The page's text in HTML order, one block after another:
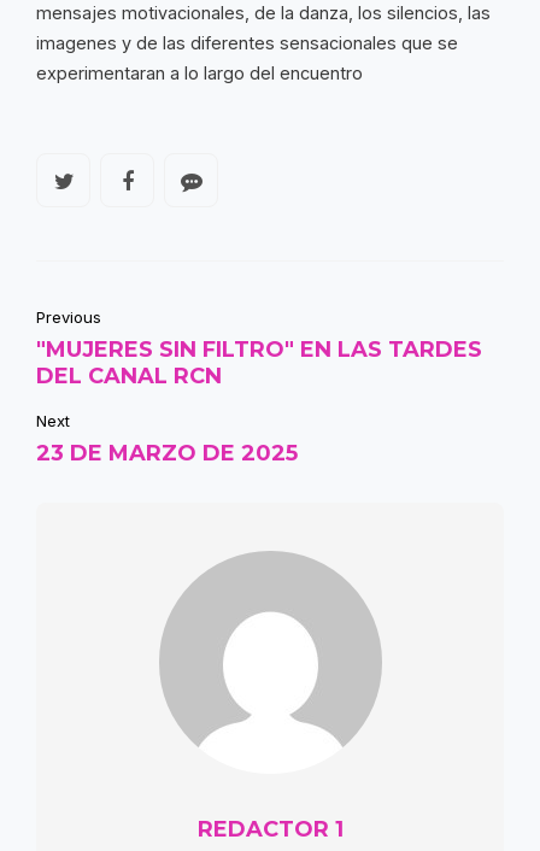
mensajes motivacionales, de la danza, los silencios, las
imagenes y de las diferentes sensacionales que se
experimentaran a lo largo del encuentro
Previous
"MUJERES SIN FILTRO" EN LAS TARDES
DEL CANAL RCN
Next
23 DE MARZO DE 2025
REDACTOR 1